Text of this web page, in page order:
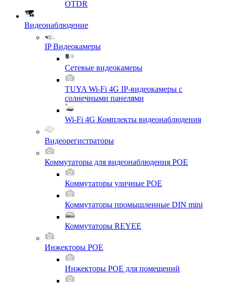
OTDR
Видеонаблюдение
IP Видеокамеры
Сетевые видеокамеры
TUYA Wi-Fi 4G IP-видеокамеры с
солнечными панелями
Wi-Fi 4G Комплекты видеонаблюдения
Видеорегистраторы
Коммутаторы для видеонаблюдения POE
Коммутаторы уличные POE
Коммутаторы промышленные DIN mini
Коммутаторы REYEE
Инжекторы POE
Инжекторы POE для помещений